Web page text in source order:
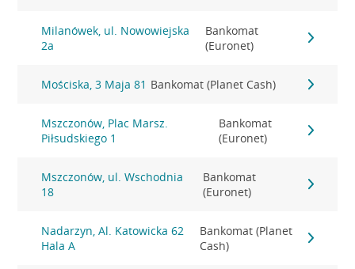
Milanówek, ul. Nowowiejska
2a
Bankomat
(Euronet)
Mościska, 3 Maja 81 Bankomat (Planet Cash)
Mszczonów, Plac Marsz.
Piłsudskiego 1
Bankomat
(Euronet)
Mszczonów, ul. Wschodnia
18
Bankomat
(Euronet)
Nadarzyn, Al. Katowicka 62
Hala A
Bankomat (Planet
Cash)